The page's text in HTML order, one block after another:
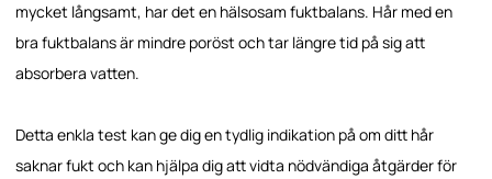
mycket långsamt, har det en hälsosam fuktbalans. Hår med en
bra fuktbalans är mindre poröst och tar längre tid på sig att
absorbera vatten.
Detta enkla test kan ge dig en tydlig indikation på om ditt hår
saknar fukt och kan hjälpa dig att vidta nödvändiga åtgärder för